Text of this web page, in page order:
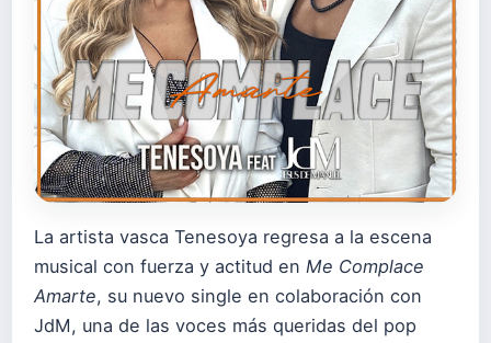
La artista vasca Tenesoya regresa a la escena
musical con fuerza y actitud en Me Complace
Amarte, su nuevo single en colaboración con
JdM, una de las voces más queridas del pop